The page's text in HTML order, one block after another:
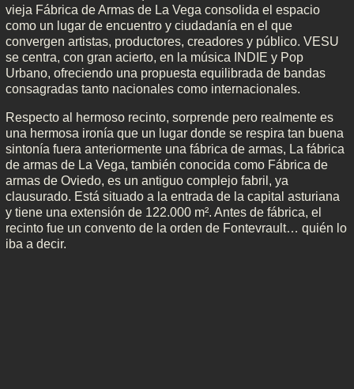
vieja Fábrica de Armas de La Vega consolida el espacio
como un lugar de encuentro y ciudadanía en el que
convergen artistas, productores, creadores y público. VESU
se centra, con gran acierto, en la música INDIE y Pop
Urbano, ofreciendo una propuesta equilibrada de bandas
consagradas tanto nacionales como internacionales.
Respecto al hermoso recinto, sorprende pero realmente es
una hermosa ironía que un lugar donde se respira tan buena
sintonía fuera anteriormente una fábrica de armas, La fábrica
de armas de La Vega, también conocida como Fábrica de
armas de Oviedo, es un antiguo complejo fabril, ya
clausurado. Está situado a la entrada de la capital asturiana
y tiene una extensión de 122.000 m². Antes de fábrica, el
recinto fue un convento de la orden de Fontevrault… quién lo
iba a decir.